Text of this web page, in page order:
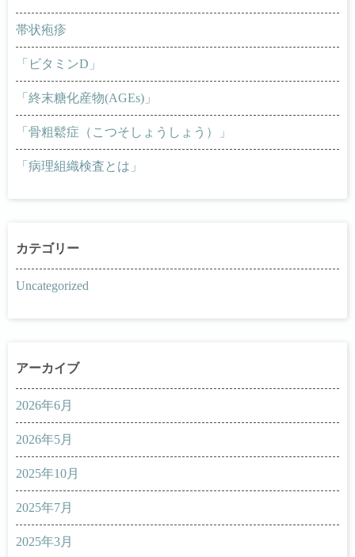
帯状疱疹
「ビタミンD」
「終末糖化産物(AGEs)」
「骨粗鬆症（こつそしょうしょう）」
「病理組織検査とは」
Uncategorized
2026年6月
2026年5月
2025年10月
2025年7月
2025年3月